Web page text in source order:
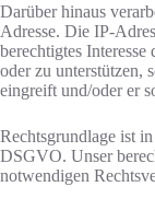
Darüber hinaus
Adresse. Die IP-
berechtigtes
oder zu unterstützen,
eingreift und/oder er
Rechtsgrundlage ist
DSGVO. Unser
notwendigen